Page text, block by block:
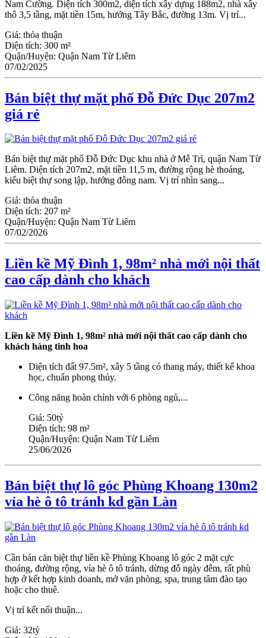
Nam Cường. Diện tích 300m2, diện tích xây dựng 188m2, nhà xây
thô 3,5 tầng, mặt tiền 15m, hướng Tây Bắc, đường 13m. Vị trí...
Giá: thỏa thuận
Diện tích: 300 m²
Quận/Huyện: Quận Nam Từ Liêm
07/02/2025
Bán biệt thự mặt phố Đỗ Đức Dục 207m2
giá rẻ
Bán biệt thự mặt phố Đỗ Đức Dục khu nhà ở Mễ Trì, quận Nam Từ
Liêm. Diện tích 207m2, mặt tiền 11,5 m, đường rộng hè thoáng,
kiểu biệt thự song lập, hướng đông nam. Vị trí nhìn sang...
Giá: thỏa thuận
Diện tích: 207 m²
Quận/Huyện: Quận Nam Từ Liêm
07/02/2026
Liền kề Mỹ Đình 1, 98m² nhà mới nội thất
cao cấp dành cho khách
Liền kề Mỹ Đình 1, 98m² nhà mới nội thất cao cấp dành cho
khách hàng tinh hoa
Diện tích đất 97.5m², xây 5 tầng có thang máy, thiết kế khoa
học, chuẩn phong thủy.
Công năng hoàn chỉnh với 6 phòng ngủ,...
Giá: 50tỷ
Diện tích: 98 m²
Quận/Huyện: Quận Nam Từ Liêm
25/06/2026
Bán biệt thự lô góc Phùng Khoang 130m2
vỉa hè ô tô tránh kd gần Làn
Cần bán căn biệt thự liền kề Phùng Khoang lô góc 2 mặt cực
thoáng, đường rộng, vỉa hè ô tô tránh, dừng đỗ ngày đêm, rất phù
hợp ở kết hợp kinh doanh, mở văn phòng, spa, trung tâm đào tạo
hoặc cho thuê.
Vị trí kết nối thuận...
Giá: 32tỷ